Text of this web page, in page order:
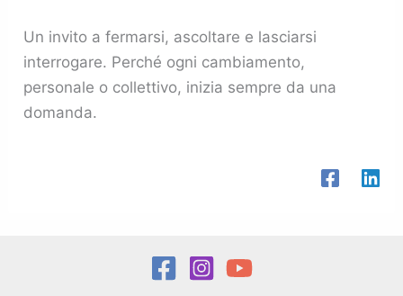
Un invito a fermarsi, ascoltare e lasciarsi
interrogare. Perché ogni cambiamento,
personale o collettivo, inizia sempre da una
domanda.